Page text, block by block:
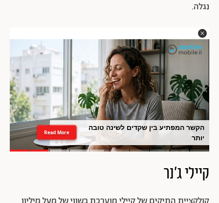
נגלה.
הבסטיז עושות את קפריסין: החצאית של
גל גדות היא השוס במבול הלוקים
Read More
קיילי ג'נר